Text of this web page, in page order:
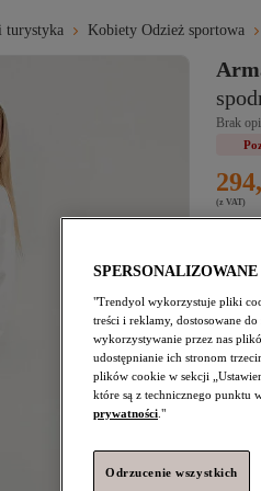
turystyka Kobiety Odzież sportowa
Brak
294,
(z VAT)
"Trendyol wykorzystuje pliki
treści i reklamy, dostosowane
wykorzystywanie przez nas
udostępnianie ich stronom
plików cookie w sekcji
które są z technicznego punktu
prywatności ."
Odrzucenie wszystkich